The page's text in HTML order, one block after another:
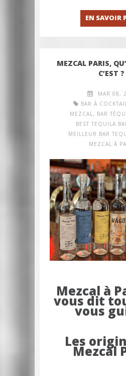
EN SAVOIR
MEZCAL PARIS,
C’EST ?
MAR 08,
BAR À
MEZCAL, BAR
BEST TEQUILA
MEILLEUR BAR
MEZCAL À
Mezcal à
vous dit
vous
Les
Mezcal